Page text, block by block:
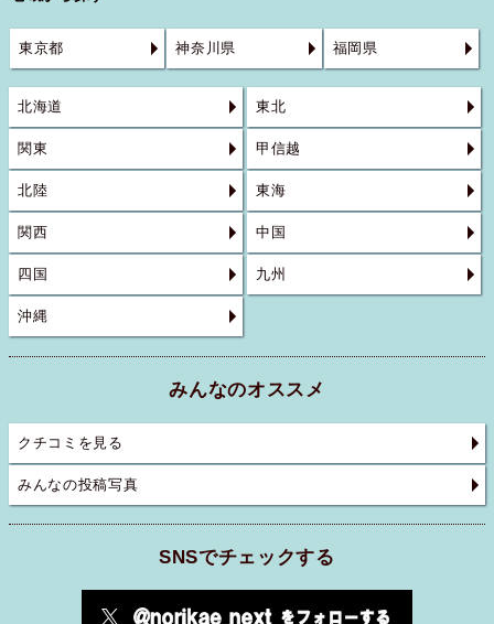
東京都 神奈川県 福岡県
北海道 東北
関東 甲信越
北陸 東海
関西 中国
四国 九州
沖縄
みんなのオススメ
クチコミを見る
みんなの投稿写真
SNSでチェックする